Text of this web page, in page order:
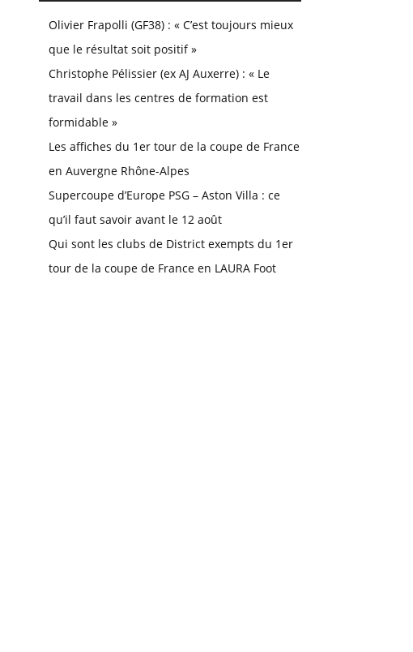
Olivier Frapolli (GF38) : « C’est toujours mieux
que le résultat soit positif »
Christophe Pélissier (ex AJ Auxerre) : « Le
travail dans les centres de formation est
formidable »
Les affiches du 1er tour de la coupe de France
en Auvergne Rhône-Alpes
Supercoupe d’Europe PSG – Aston Villa : ce
qu’il faut savoir avant le 12 août
Qui sont les clubs de District exempts du 1er
tour de la coupe de France en LAURA Foot